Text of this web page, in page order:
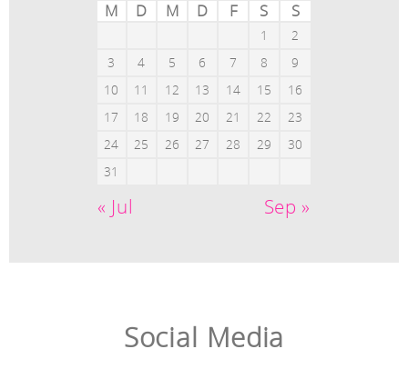
M D M D F S S
« Jul Sep »
1
2
3
4 5 6 7 8
9
10
11 12 13 14 15
16
17
18 19 20 21 22
23
24
25 26 27 28 29
30
31
Social Media